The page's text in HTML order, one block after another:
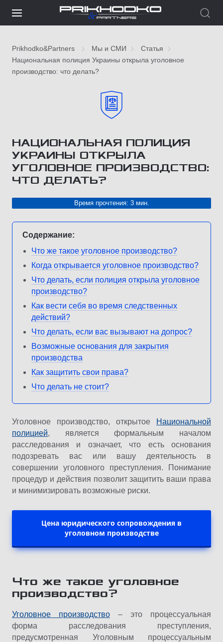
Prikhodko&Partners Мы и СМИ
Статья
Национальная полиция Украины открыла уголовное
производство: что делать?
НАЦИОНАЛЬНАЯ ПОЛИЦИЯ
УКРАИНЫ ОТКРЫЛА
УГОЛОВНОЕ ПРОИЗВОДСТВО:
ЧТО ДЕЛАТЬ?
Время прочтения: 3 мин.
Содержание:
Что же такое уголовное производство?
Когда открывается уголовное производство?
Что делать, если полиция открыла уголовное
производство?
Как вести себя во время следственных
действий?
Что делать, если вас вызывают на допрос?
Возможные основания для закрытия
производства
Как защитить свои права?
Что делать не стоит?
Уголовное производство, открытое
Национальной
полицией, является формальным началом
расследования и означает, что есть основания
подозревать вас или вашу деятельность в
совершении уголовного преступления. Понимание
процедур и действия позволит защитить ваши права
и минимизировать возможные риски.
Цена юридического сопровождения в
уголовном производстве
Что же такое уголовное
производство?
Уголовное производство – это процессуальная
форма расследования преступления,
предусмотренная Уголовным процессуальным